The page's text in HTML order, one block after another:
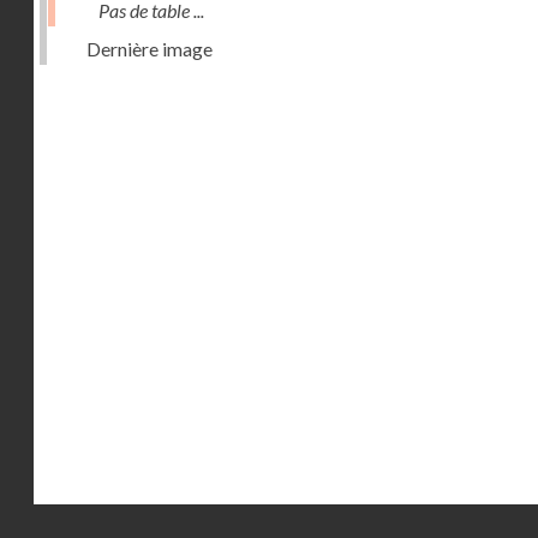
Pas de table ...
Dernière image